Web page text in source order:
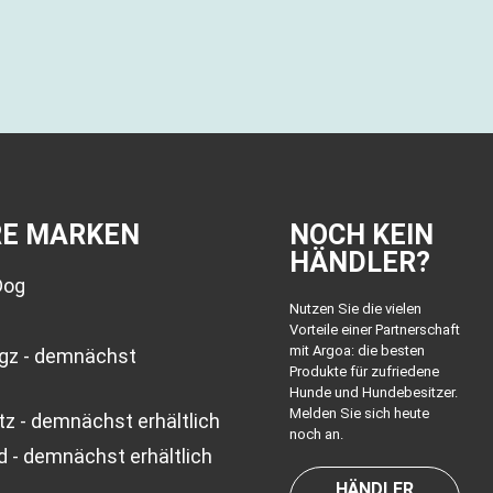
MARKEN
- demnächst
- demnächst erhältlich
- demnächst erhältlich
NOCH KEIN
HÄNDLER?
Nutzen Sie die vielen
Vorteile einer Partnerschaft
mit Argoa: die besten
Produkte für zufriedene
Hunde und Hundebesitzer.
Melden Sie sich heute
noch an.